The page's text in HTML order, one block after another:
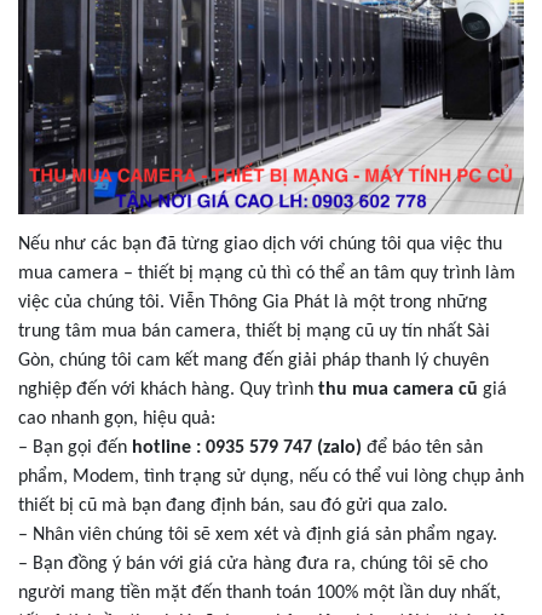
Nếu như các bạn đã từng giao dịch với chúng tôi qua việc thu
mua camera – thiết bị mạng củ thì có thể an tâm quy trình làm
việc của chúng tôi. Viễn Thông Gia Phát là một trong những
trung tâm mua bán camera, thiết bị mạng cũ uy tín nhất Sài
Gòn, chúng tôi cam kết mang đến giải pháp thanh lý chuyên
nghiệp đến với khách hàng. Quy trình thu mua camera cũ giá
cao nhanh gọn, hiệu quả:
– Bạn gọi đến hotline : 0935 579 747 (zalo) để báo tên sản
phẩm, Modem, tình trạng sử dụng, nếu có thể vui lòng chụp ảnh
thiết bị cũ mà bạn đang định bán, sau đó gửi qua zalo.
– Nhân viên chúng tôi sẽ xem xét và định giá sản phẩm ngay.
– Bạn đồng ý bán với giá cửa hàng đưa ra, chúng tôi sẽ cho
người mang tiền mặt đến thanh toán 100% một lần duy nhất,